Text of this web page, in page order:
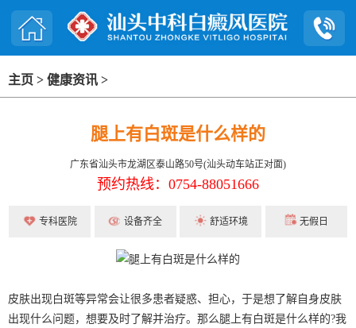
主页 > 健康资讯 >
腿上有白斑是什么样的
广东省汕头市龙湖区泰山路50号(汕头动车站正对面)
预约热线：0754-88051666
专科医院 设备齐全 舒适环境 无假日
皮肤出现白斑等异常会让很多患者疑惑、担心，于是想了解自身皮肤
出现什么问题，想要及时了解并治疗。那么腿上有白斑是什么样的?我